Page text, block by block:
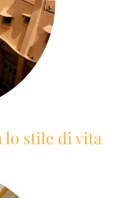
stile di vita